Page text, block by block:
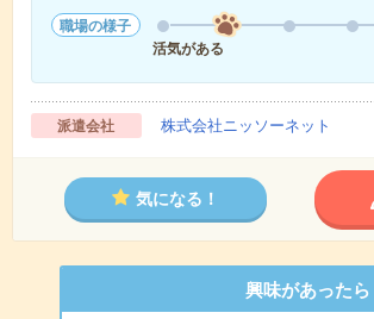
職場の様子
活気がある
派遣会社 株式会社ニッソーネット
気になる！
興味があった